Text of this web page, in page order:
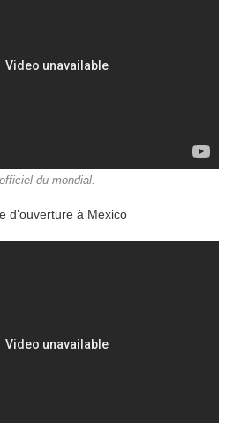
du mondial.
d’ouverture à Mexico